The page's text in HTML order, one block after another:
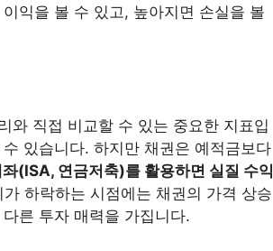
익을 볼 수 있고, 높아지면 손실을 볼
직접 비교할 수 있는 중요한 지표입
있습니다. 하지만 채권은 예적금보다
(ISA, 연금저축)를 활용하면 실질 수익
가 하락하는 시점에는 채권의 가격 상승
른 투자 매력을 가집니다.